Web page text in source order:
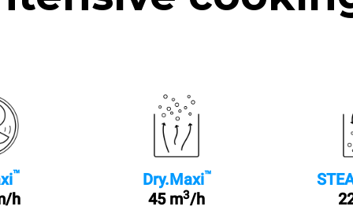
™
h
Dry.Maxi™
45 m3/h